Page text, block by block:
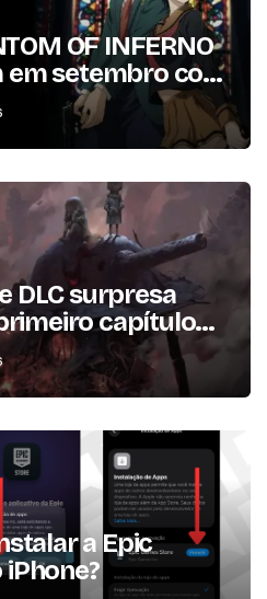
OF INFERNO
em setembro com
lançada em
DLC surpresa
capítulo
história
a Epic